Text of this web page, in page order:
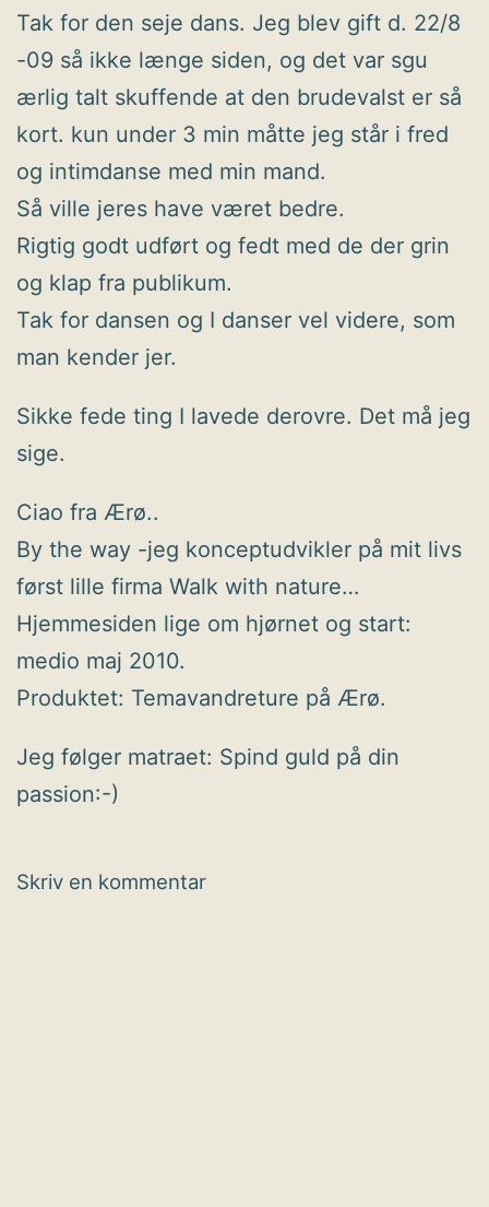
Tak for den seje dans. Jeg blev gift d. 22/8
-09 så ikke længe siden, og det var sgu
ærlig talt skuffende at den brudevalst er så
kort. kun under 3 min måtte jeg står i fred
og intimdanse med min mand.
Så ville jeres have været bedre.
Rigtig godt udført og fedt med de der grin
og klap fra publikum.
Tak for dansen og I danser vel videre, som
man kender jer.
Sikke fede ting I lavede derovre. Det må jeg
sige.
Ciao fra Ærø..
By the way -jeg konceptudvikler på mit livs
først lille firma Walk with nature…
Hjemmesiden lige om hjørnet og start:
medio maj 2010.
Produktet: Temavandreture på Ærø.
Jeg følger matraet: Spind guld på din
passion:-)
Skriv en kommentar